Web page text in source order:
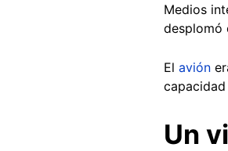
Medios
desplomó
El avión
Un